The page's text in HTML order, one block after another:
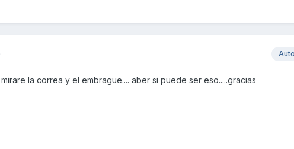
la correa y el embrague.... aber si puede ser eso.....gracias